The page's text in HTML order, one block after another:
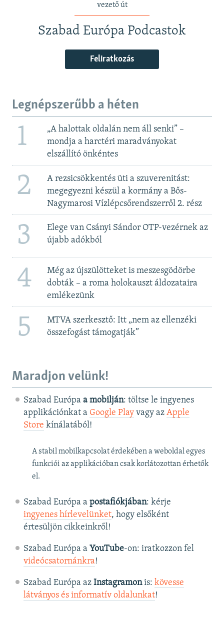
vezető út
Szabad Európa Podcastok
Feliratkozás
Legnépszerűbb a héten
1
„A halottak oldalán nem áll senki” –
mondja a harctéri maradványokat
elszállító önkéntes
2
A rezsicsökkentés üti a szuverenitást:
megegyezni készül a kormány a Bős-
Nagymarosi Vízlépcsőrendszerről 2. rész
3
Elege van Csányi Sándor OTP-vezérnek az
újabb adókból
4
Még az újszülötteket is meszesgödörbe
dobták – a roma holokauszt áldozataira
emlékezünk
5
MTVA szerkesztő: Itt „nem az ellenzéki
összefogást támogatják”
Maradjon velünk!
Szabad Európa a mobilján: töltse le ingyenes
applikációnkat a Google Playvagy az Apple
Store kínálatából!
A stabil mobilkapcsolat érdekében a weboldal egyes
funkciói az applikációban csak korlátozottan érhetők
el.
Szabad Európa a postafiókjában: kérje
ingyenes hírlevelünket, hogy elsőként
értesüljön cikkeinkről!
Szabad Európa a YouTube-on: iratkozzon fel
videócsatornánkra!
Szabad Európa az Instagramonis: kövesse
látványos és informatív oldalunkat! ​